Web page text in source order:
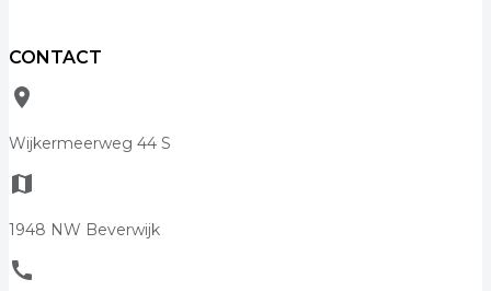
CONTACT
room
Wijkermeerweg 44 S
map
1948 NW Beverwijk
call